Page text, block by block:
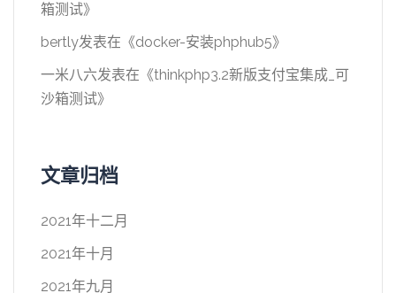
箱测试》
bertly发表在《docker-安装phphub5》
一米八六发表在《thinkphp3.2新版支付宝集成_可
沙箱测试》
文章归档
2021年十二月
2021年十月
2021年九月